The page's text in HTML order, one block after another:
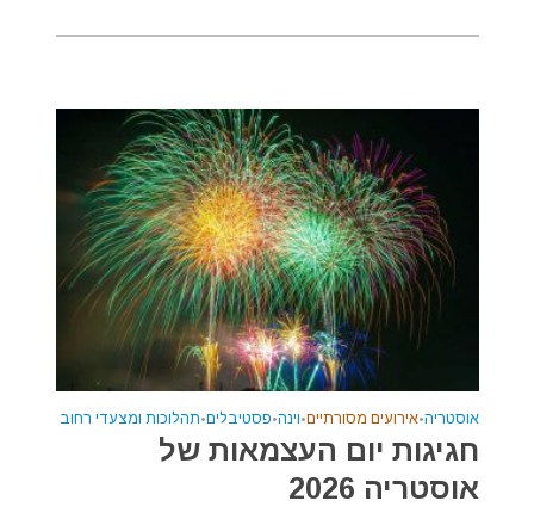
אוסטריה•אירועים מסורתיים•וינה•פסטיבלים•תהלוכות ומצעדי רחוב
חגיגות יום העצמאות של
אוסטריה 2026